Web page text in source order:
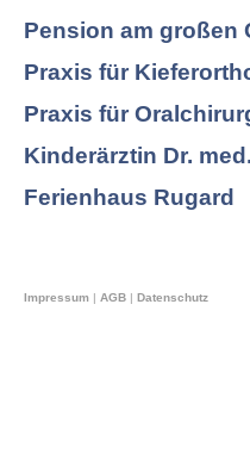
Pension am großen
Praxis für
Praxis für
Kinderärztin Dr.
Ferienhaus Rugard
Impressum | AGB | Datenschutz